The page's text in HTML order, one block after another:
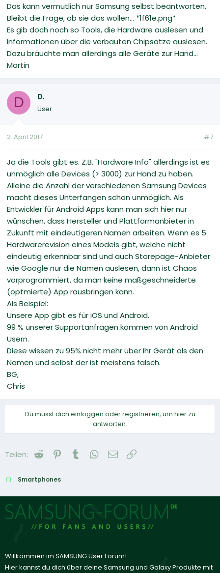
Das kann vermutlich nur Samsung selbst beantworten.
Bleibt die Frage, ob sie das wollen... *1f61e.png*
Es gib doch noch so Tools, die Hardware auslesen und
Informationen über die verbauten Chipsätze auslesen.
Dazu bräuchte man allerdings alle Geräte zur Hand...
Martin
D D.
User
2. April 2017 #7
Ja die Tools gibt es. Z.B. "Hardware Info" allerdings ist es
unmöglich alle Devices (> 3000) zur Hand zu haben.
Alleine die Anzahl der verschiedenen Samsung Devices
macht dieses Unterfangen schon unmöglich. Als
Entwickler für Android Apps kann man sich hier nur
wünschen, dass Hersteller und Plattformanbieter in
Zukunft mit eindeutigeren Namen arbeiten. Wenn es 5
Hardwarerevision eines Models gibt, welche nicht
eindeutig erkennbar sind und auch Storepage-Anbieter
wie Google nur die Namen auslesen, dann ist Chaos
vorprogrammiert, da man keine maßgeschneiderte
(optmierte) App rausbringen kann.
Als Beispiel:
Unsere App gibt es für iOS und Android.
99 % unserer Supportanfragen kommen von Android
Usern.
Diese wissen zu 95% nicht mehr über Ihr Gerät als den
Namen und selbst der ist meistens falsch.
BG,
Chris
Du musst dich einloggen oder registrieren, um hier zu
antworten.
Teilen: Reddit Pinterest
Tumblr WhatsApp
E-Mail
Smartphones
Willkommen im SAMSUNG User Forum!
Hier kannst du dich über deine Samsung und Galaxy Produkte mit